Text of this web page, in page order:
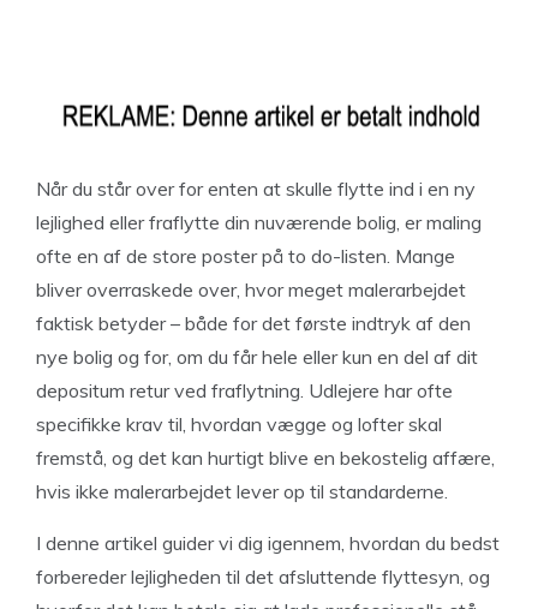
Når du står over for enten at skulle flytte ind i en ny
lejlighed eller fraflytte din nuværende bolig, er maling
ofte en af de store poster på to do-listen. Mange
bliver overraskede over, hvor meget malerarbejdet
faktisk betyder – både for det første indtryk af den
nye bolig og for, om du får hele eller kun en del af dit
depositum retur ved fraflytning. Udlejere har ofte
specifikke krav til, hvordan vægge og lofter skal
fremstå, og det kan hurtigt blive en bekostelig affære,
hvis ikke malerarbejdet lever op til standarderne.
I denne artikel guider vi dig igennem, hvordan du bedst
forbereder lejligheden til det afsluttende flyttesyn, og